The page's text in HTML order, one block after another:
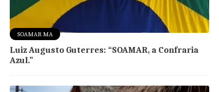
SOAMAR MA
Luiz Augusto Guterres: “SOAMAR, a Confraria
Azul.”